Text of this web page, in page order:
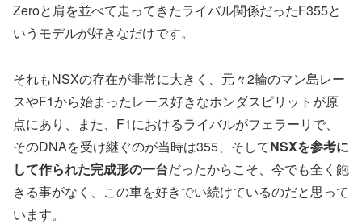
Zeroと肩を並べて走ってきたライバル関係だったF355と
いうモデルが好きなだけです。
それもNSXの存在が非常に大きく、元々2輪のマン島レー
スやF1から始まったレース好きなホンダスピリットが原
点にあり、また、F1におけるライバルがフェラーリで、
そのDNAを受け継ぐのが当時は355、そしてNSXを参考に
して作られた完成形の一台だったからこそ、今でも全く飽
きる事がなく、この車を好きでい続けているのだと思って
います。